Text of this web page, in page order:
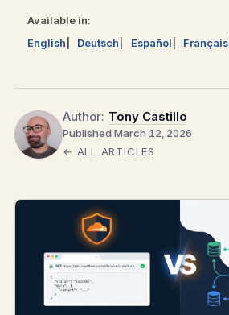
Available in:
English
Deutsch Español Français
Author: Tony Castillo
Published March 12, 2026
← ALL ARTICLES